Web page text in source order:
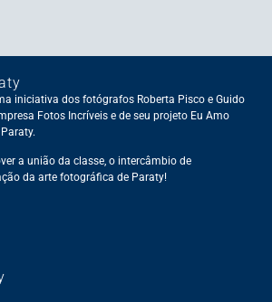
iniciativa dos fotógrafos Roberta Pisco e Guido
Fotos Incríveis e de seu projeto Eu Amo
a união da classe, o intercâmbio de
da arte fotográfica de Paraty!